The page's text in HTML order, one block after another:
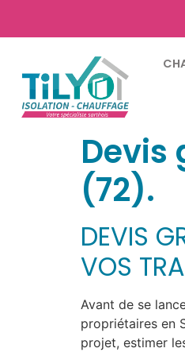
Devis
(72).
DEVIS
VOS
Avant de se
propriétaires en
projet, estimer